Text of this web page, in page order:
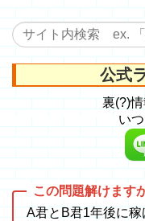
公式
裏(?)
い
A君とB君1年後に稼